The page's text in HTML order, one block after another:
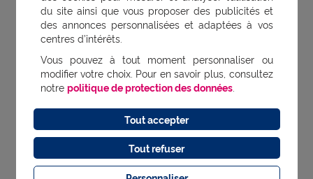
est recommandé de limiter les
apports de sel dans l'alimentation, de
boire de l'eau faiblement minéralisée
et en quantité adaptée. Les facteurs
de risque les plus fréquents de
l’insuffisance rénale sont l’hypertension
artérielle et le diabète, d’où la
nécessité d’un dépistage de ces deux
du site ainsi que vous proposer des publicités et
des annonces personnalisées et adaptées à vos
centres d’intérêts.
Vous pouvez à tout moment personnaliser ou
modifier votre choix. Pour en savoir plus, consultez
notre politique de protection des données.
Tout refuser
Tout accepter